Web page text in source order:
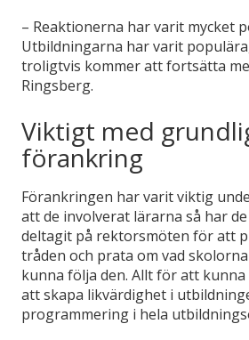
– Reaktionerna har varit mycket
Utbildningarna har varit
troligtvis kommer att fortsätta
Ringsberg.
Viktigt med
förankring
Förankringen har varit viktig
att de involverat lärarna så har
deltagit på rektorsmöten för att
tråden och prata om vad
kunna följa den. Allt för att
att skapa likvärdighet i
programmering i hela